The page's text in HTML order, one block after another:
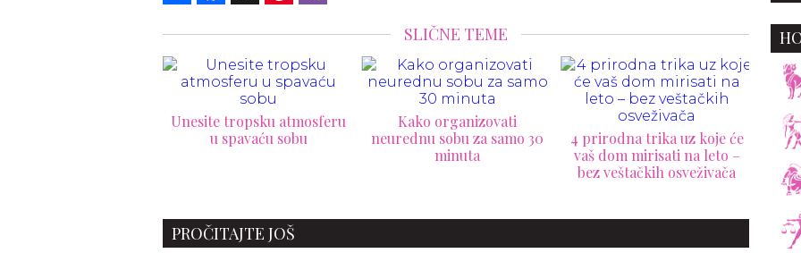
SLIČNE TEME
Kako organizovati
neurednu sobu za samo 30
4 prirodna trika uz koje će
vaš dom mirisati na leto –
Šta je teorija negativnog
prostora i zašto može
PROČITAJTE JOŠ